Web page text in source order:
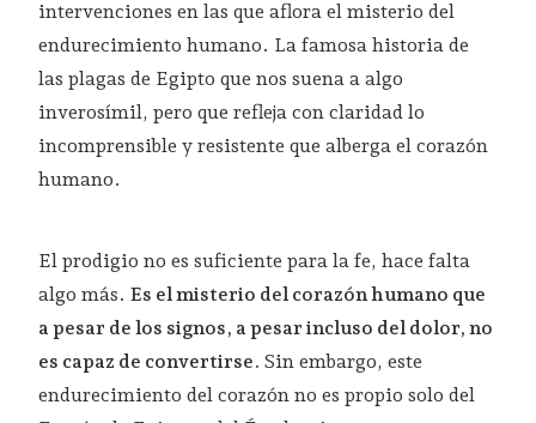
intervenciones en las que aflora el misterio del
endurecimiento humano. La famosa historia de
las plagas de Egipto que nos suena a algo
inverosímil, pero que refleja con claridad lo
incomprensible y resistente que alberga el corazón
humano.
El prodigio no es suficiente para la fe, hace falta
algo más.Es el misterio del corazón humano que
a pesar de los signos, a pesar incluso del dolor, no
es capaz de convertirse. Sin embargo, este
endurecimiento del corazón no es propio solo del